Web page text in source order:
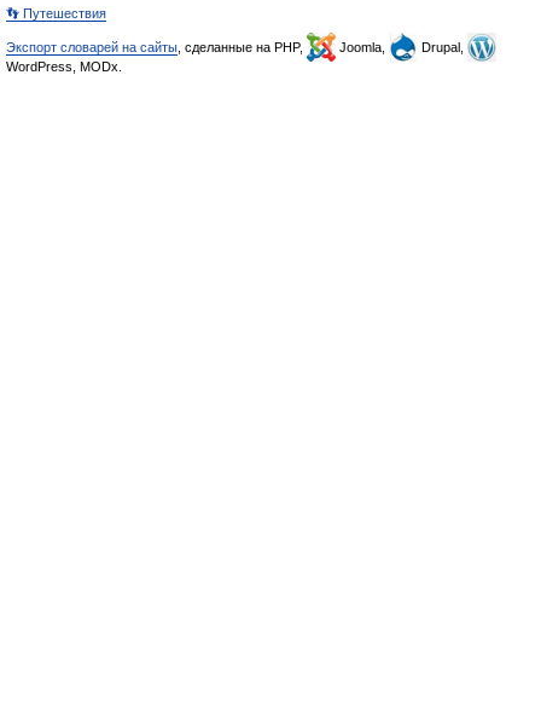
👣 Путешествия
Экспорт словарей на сайты , сделанные на PHP, Joomla,
Drupal,
WordPress, MODx.